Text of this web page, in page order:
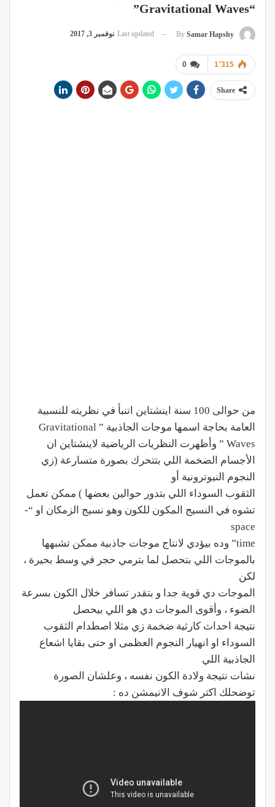
“Gravitational Waves”
By Samar Hapshy
Last updated نوفمبر 3, 2017
0 1٬315
Share
من حوالى 100 سنة اينشتاين اتنبأ في نظريته للنسبية
العامة بحاجة اسمها موجات الجاذبية ” Gravitational
Waves ” وأظهرت النظريات الرياضية لاينشتاين ان
الأجسام الضخمة اللي بتتحرك بصورة متسارعة (زي
النجوم النيوترونية أو
الثقوب السوداء اللي بتدور حوالين بعضها ) ممكن تعمل
تشوه في النسيج المكون للكون وهو نسيج الزمكان او “-
space
time” وده بيؤدي لانتاج موجات جاذبية ممكن تشبهها
بالموجات اللي بتحصل لما بترمي حجر في وسط بحيرة ،
لكن
الموجات دي قوية جدا و بتقدر تسافر خلال الكون بسرعة
الضوء ، وأقوى الموجات دي هو اللي بيحصل
نتيجة احداث كارثية ضخمة زي مثلا اصطدام الثقوب
السوداء او انهيار النجوم العظمى او حتى بقايا اشعاع
الجاذبية اللي
نشات نتيجة ولادة الكون نفسه ، وعلشان الصورة
توضحلك اكتر شوف الانيمشن ده :